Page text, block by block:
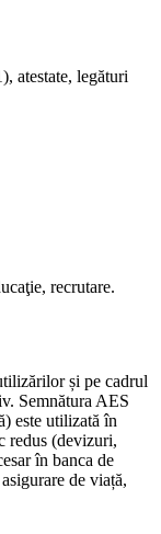
atestate, legături
recrutare.
și pe cadrul
Semnătura AES
este utilizată în
redus (devizuri,
în banca de
de viață,